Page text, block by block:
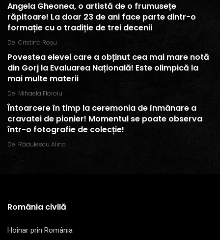
Angela Gheonea, o artistă de o frumusețe
răpitoare! La doar 23 de ani face parte dintr-o
formație cu o tradiție de trei decenii
De Cristina Roșu
Povestea elevei care a obținut cea mai mare notă
din Gorj la Evaluarea Națională! Este olimpică la
mai multe materii
De Mihaela Floroiu
Întoarcere în timp la ceremonia de înmânare a
cravatei de pionier! Momentul se poate observa
într-o fotografie de colecție!
De Rădulescu Alina
România civilă
Hoinar prin România